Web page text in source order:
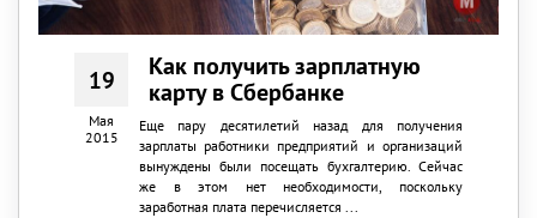
19
Мая
2015
Как получить зарплатную
карту в Сбербанке
Еще пару десятилетий назад для получения
зарплаты работники предприятий и организаций
вынуждены были посещать бухгалтерию. Сейчас
же в этом нет необходимости, поскольку
заработная плата перечисляется ...